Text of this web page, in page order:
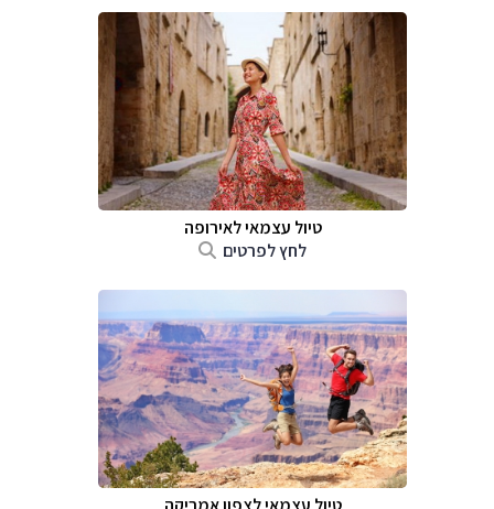
טיול עצמאי לאירופה
לחץ לפרטים